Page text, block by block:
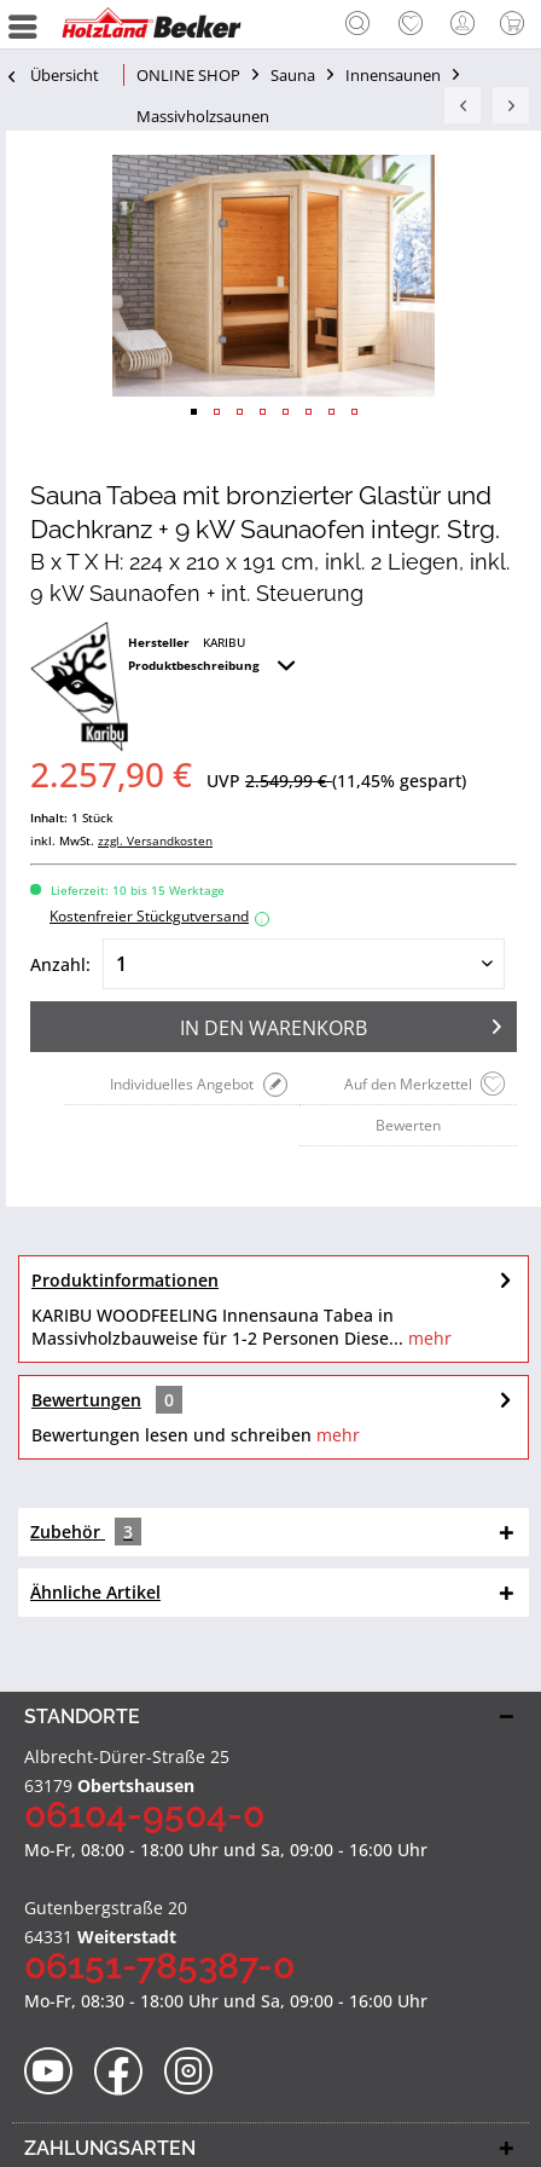
Übersicht ONLINE SHOP Sauna
Innensaunen
Massivholzsaunen
Sauna Tabea mit bronzierter Glastür und
Dachkranz + 9 kW Saunaofen integr. Strg.
B x T X H: 224 x 210 x 191 cm, inkl. 2 Liegen, inkl.
9 kW Saunaofen + int. Steuerung
Hersteller
KARIBU
Produktbeschreibung
2.257,90 € UVP 2.549,99 €(11,45% gespart)
Inhalt: 1 Stück
inkl. MwSt. zzgl. Versandkosten
Lieferzeit: 10 bis 15 Werktage
Kostenfreier Stückgutversand i
Anzahl:
IN DEN WARENKORB
Auf den Merkzettel
Individuelles Angebot
Bewerten
Produktinformationen
KARIBU WOODFEELING Innensauna Tabea in
Massivholzbauweise für 1-2 Personen Diese... mehr
Bewertungen
0
Bewertungen lesen und schreiben mehr
Zubehör 3
Ähnliche Artikel
STANDORTE
Albrecht-Dürer-Straße 25
63179 Obertshausen
06104-9504-0
Mo-Fr, 08:00 - 18:00 Uhr und Sa, 09:00 - 16:00 Uhr
Gutenbergstraße 20
64331 Weiterstadt
06151-785387-0
Mo-Fr, 08:30 - 18:00 Uhr und Sa, 09:00 - 16:00 Uhr
ZAHLUNGSARTEN